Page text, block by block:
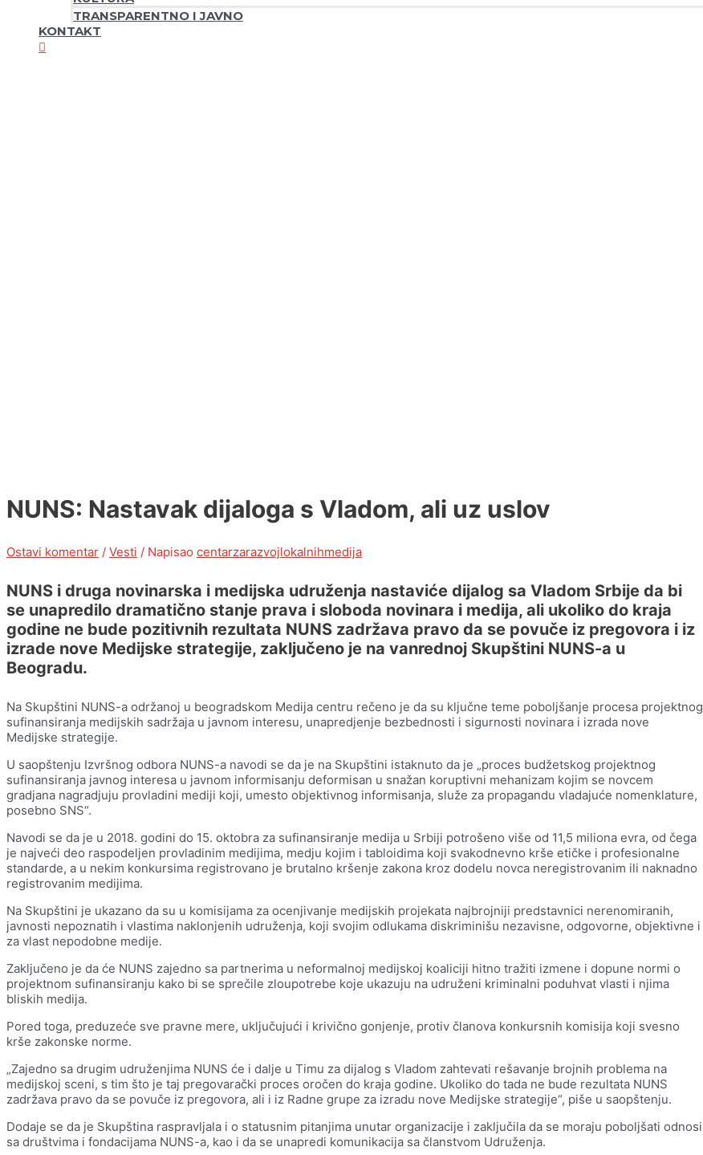
TRANSPARENTNO I JAVNO
KONTAKT
NUNS: Nastavak dijaloga s Vladom, ali uz uslov
Ostavi komentar / Vesti / Napisao centarzarazvojlokalnihmedija
NUNS i druga novinarska i medijska udruženja nastaviće dijalog sa Vladom Srbije da bi
se unapredilo dramatično stanje prava i sloboda novinara i medija, ali ukoliko do kraja
godine ne bude pozitivnih rezultata NUNS zadržava pravo da se povuče iz pregovora i iz
izrade nove Medijske strategije, zaključeno je na vanrednoj Skupštini NUNS-a u
Beogradu.
Na Skupštini NUNS-a održanoj u beogradskom Medija centru rečeno je da su ključne teme poboljšanje procesa projektnog
sufinansiranja medijskih sadržaja u javnom interesu, unapredjenje bezbednosti i sigurnosti novinara i izrada nove
Medijske strategije.
U saopštenju Izvršnog odbora NUNS-a navodi se da je na Skupštini istaknuto da je „proces budžetskog projektnog
sufinansiranja javnog interesa u javnom informisanju deformisan u snažan koruptivni mehanizam kojim se novcem
gradjana nagradjuju provladini mediji koji, umesto objektivnog informisanja, služe za propagandu vladajuće nomenklature,
posebno SNS“.
Navodi se da je u 2018. godini do 15. oktobra za sufinansiranje medija u Srbiji potrošeno više od 11,5 miliona evra, od čega
je najveći deo raspodeljen provladinim medijima, medju kojim i tabloidima koji svakodnevno krše etičke i profesionalne
standarde, a u nekim konkursima registrovano je brutalno kršenje zakona kroz dodelu novca neregistrovanim ili naknadno
registrovanim medijima.
Na Skupštini je ukazano da su u komisijama za ocenjivanje medijskih projekata najbrojniji predstavnici nerenomiranih,
javnosti nepoznatih i vlastima naklonjenih udruženja, koji svojim odlukama diskriminišu nezavisne, odgovorne, objektivne i
za vlast nepodobne medije.
Zaključeno je da će NUNS zajedno sa partnerima u neformalnoj medijskoj koaliciji hitno tražiti izmene i dopune normi o
projektnom sufinansiranju kako bi se sprečile zloupotrebe koje ukazuju na udruženi kriminalni poduhvat vlasti i njima
bliskih medija.
Pored toga, preduzeće sve pravne mere, uključujući i krivično gonjenje, protiv članova konkursnih komisija koji svesno
krše zakonske norme.
„Zajedno sa drugim udruženjima NUNS će i dalje u Timu za dijalog s Vladom zahtevati rešavanje brojnih problema na
medijskoj sceni, s tim što je taj pregovarački proces oročen do kraja godine. Ukoliko do tada ne bude rezultata NUNS
zadržava pravo da se povuče iz pregovora, ali i iz Radne grupe za izradu nove Medijske strategije“, piše u saopštenju.
Dodaje se da je Skupština raspravljala i o statusnim pitanjima unutar organizacije i zaključila da se moraju poboljšati odnosi
sa društvima i fondacijama NUNS-a, kao i da se unapredi komunikacija sa članstvom Udruženja.